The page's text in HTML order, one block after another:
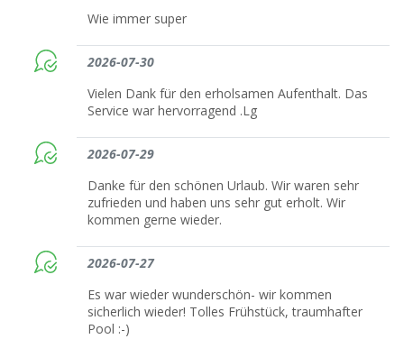
Wie immer super
2026-07-30
Vielen Dank für den erholsamen Aufenthalt. Das
Service war hervorragend .Lg
2026-07-29
Danke für den schönen Urlaub. Wir waren sehr
zufrieden und haben uns sehr gut erholt. Wir
kommen gerne wieder.
2026-07-27
Es war wieder wunderschön- wir kommen
sicherlich wieder! Tolles Frühstück, traumhafter
Pool :-)